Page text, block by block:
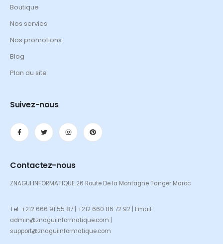
Boutique
Nos servies
Nos promotions
Blog
Plan du site
Suivez-nous
Contactez-nous
ZNAGUI INFORMATIQUE 26 Route De la Montagne Tanger Maroc
Tel: +212 666 91 55 87 | +212 660 86 72 92 | Email:
admin@znaguiinformatique.com |
support@znaguiinformatique.com